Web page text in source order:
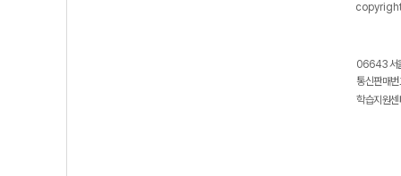
06643 서
통신판매
학습지원